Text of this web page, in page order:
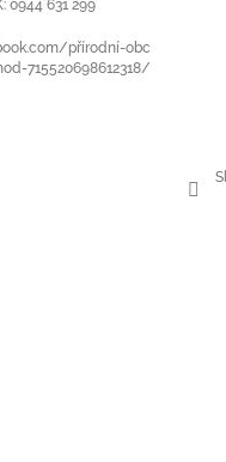
0944 631 299
přírodní-obc
715520698612318/